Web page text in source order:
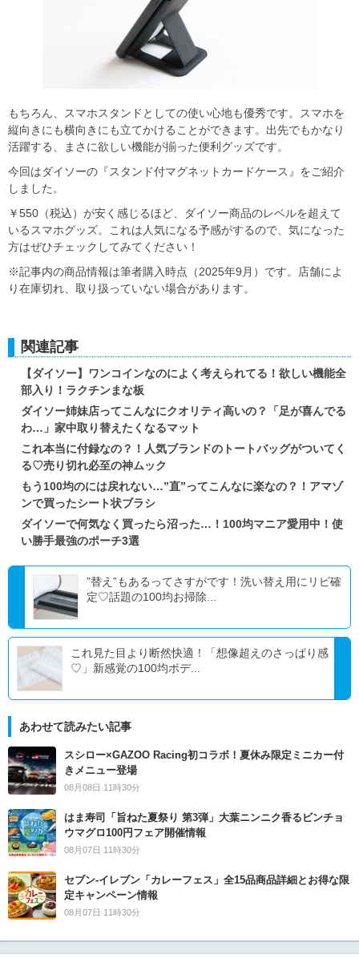
もちろん、スマホスタンドとしての使い心地も優秀です。スマホを
縦向きにも横向きにも立てかけることができます。出先でもかなり
活躍する、まさに欲しい機能が揃った便利グッズです。
今回はダイソーの『スタンド付マグネットカードケース』をご紹介
しました。
￥550（税込）が安く感じるほど、ダイソー商品のレベルを超えて
いるスマホグッズ。これは人気になる予感がするので、気になった
方はぜひチェックしてみてください！
※記事内の商品情報は筆者購入時点（2025年9月）です。店舗によ
り在庫切れ、取り扱っていない場合があります。
関連記事
【ダイソー】ワンコインなのによく考えられてる！欲しい機能全
部入り！ラクチンまな板
ダイソー姉妹店ってこんなにクオリティ高いの？「足が喜んでる
わ…」家中取り替えたくなるマット
これ本当に付録なの？！人気ブランドのトートバッグがついてく
る♡売り切れ必至の神ムック
もう100均のには戻れない…”直”ってこんなに楽なの？！アマゾ
ンで買ったシート状ブラシ
ダイソーで何気なく買ったら沼った…！100均マニア愛用中！使
い勝手最強のポーチ3選
”替え”もあるってさすがです！洗い替え用にリピ確
定♡話題の100均お掃除...
これ見た目より断然快適！「想像超えのさっぱり感
♡」新感覚の100均ボデ...
あわせて読みたい記事
スシロー×GAZOO Racing初コラボ！夏休み限定ミニカー付
きメニュー登場
08月08日 11時30分
はま寿司「旨ねた夏祭り 第3弾」大葉ニンニク香るビンチョ
ウマグロ100円フェア開催情報
08月07日 11時30分
セブン‐イレブン「カレーフェス」全15品商品詳細とお得な限
定キャンペーン情報
08月07日 11時30分